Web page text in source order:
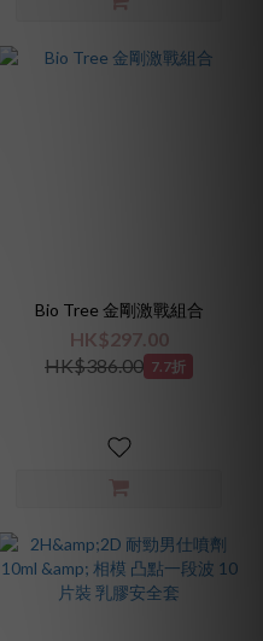
Bio Tree 金剛激戰組合
HK$297.00
HK$386.00 7.7折